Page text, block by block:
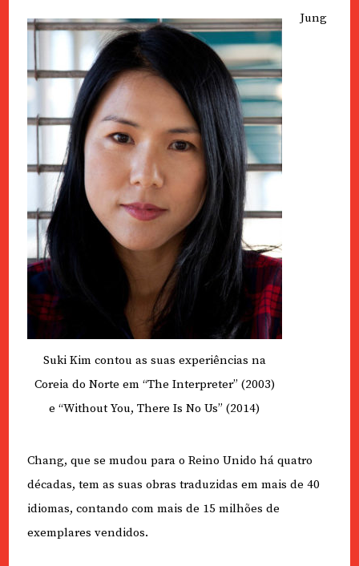
Suki Kim contou as suas experiências na
Coreia do Norte em “The Interpreter” (2003)
e “Without You, There Is No Us” (2014)
Jung
Chang, que se mudou para o Reino Unido há quatro
décadas, tem as suas obras traduzidas em mais de 40
idiomas, contando com mais de 15 milhões de
exemplares vendidos.